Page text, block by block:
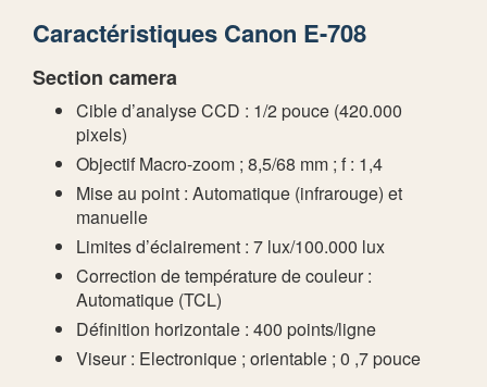
Caractéristiques Canon E-708
Section camera
Cible d’analyse CCD : 1/2 pouce (420.000
pixels)
Objectif Macro-zoom ; 8,5/68 mm ; f : 1,4
Mise au point : Automatique (infrarouge) et
manuelle
Limites d’éclairement : 7 lux/100.000 lux
Correction de température de couleur :
Automatique (TCL)
Définition horizontale : 400 points/ligne
Viseur : Electronique ; orientable ; 0 ,7 pouce